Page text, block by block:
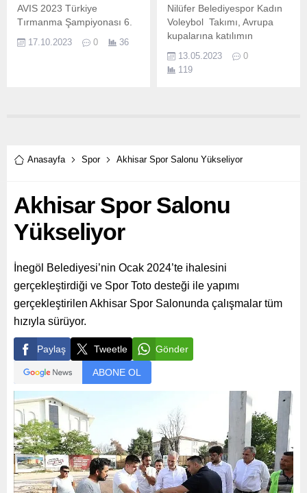
AVIS 2023 Türkiye
Tırmanma Şampiyonası 6.
17.10.2023 0 36
Nilüfer Belediyespor Kadın
Voleybol Takımı, Avrupa
kupalarına katılımın
13.05.2023
0
119
Anasayfa Spor Akhisar Spor Salonu Yükseliyor
Akhisar Spor Salonu
Yükseliyor
İnegöl Belediyesi’nin Ocak 2024’te ihalesini
gerçekleştirdiği ve Spor Toto desteği ile yapımı
gerçekleştirilen Akhisar Spor Salonunda çalışmalar tüm
hızıyla sürüyor.
Paylaş Tweetle Gönder
ABONE OL